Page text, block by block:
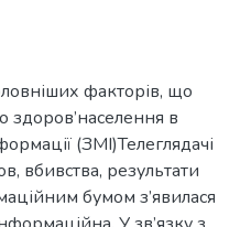
факторів, що
здоров’населення в
(ЗМІ)Телеглядачі
вбивства, результати
бумом з’явилася